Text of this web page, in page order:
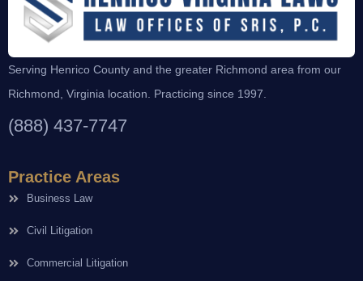
Serving Henrico County and the greater Richmond area from our
Richmond, Virginia location. Practicing since 1997.
(888) 437-7747
Practice Areas
Business Law
Civil Litigation
Commercial Litigation